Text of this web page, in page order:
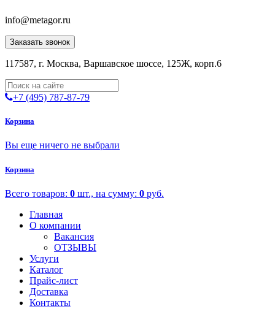
info@metagor.ru
Заказать звонок
117587, г. Москва, Варшавское шоссе, 125Ж, корп.6
+7 (495) 787-87-79
Корзина
Вы еще ничего не выбрали
Корзина
Всего товаров: 0 шт., на сумму: 0 руб.
Главная
О компании
Вакансия
ОТЗЫВЫ
Услуги
Каталог
Прайс-лист
Доставка
Контакты